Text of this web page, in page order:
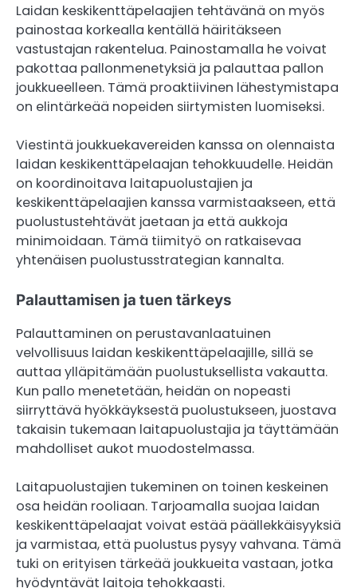
Laidan keskikenttäpelaajien tehtävänä on myös
painostaa korkealla kentällä häiritäkseen
vastustajan rakentelua. Painostamalla he voivat
pakottaa pallonmenetyksiä ja palauttaa pallon
joukkueelleen. Tämä proaktiivinen lähestymistapa
on elintärkeää nopeiden siirtymisten luomiseksi.
Viestintä joukkuekavereiden kanssa on olennaista
laidan keskikenttäpelaajan tehokkuudelle. Heidän
on koordinoitava laitapuolustajien ja
keskikenttäpelaajien kanssa varmistaakseen, että
puolustustehtävät jaetaan ja että aukkoja
minimoidaan. Tämä tiimityö on ratkaisevaa
yhtenäisen puolustusstrategian kannalta.
Palauttamisen ja tuen tärkeys
Palauttaminen on perustavanlaatuinen
velvollisuus laidan keskikenttäpelaajille, sillä se
auttaa ylläpitämään puolustuksellista vakautta.
Kun pallo menetetään, heidän on nopeasti
siirryttävä hyökkäyksestä puolustukseen, juostava
takaisin tukemaan laitapuolustajia ja täyttämään
mahdolliset aukot muodostelmassa.
Laitapuolustajien tukeminen on toinen keskeinen
osa heidän rooliaan. Tarjoamalla suojaa laidan
keskikenttäpelaajat voivat estää päällekkäisyyksiä
ja varmistaa, että puolustus pysyy vahvana. Tämä
tuki on erityisen tärkeää joukkueita vastaan, jotka
hyödyntävät laitoja tehokkaasti.